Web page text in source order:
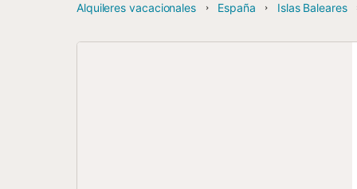
Alquileres vacacionales España Islas Baleares